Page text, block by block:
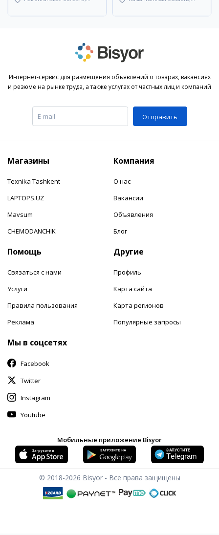
Интернет-сервис для размещения объявлений о товарах, вакансиях
и резюме на рынке труда, а также услугах от частных лиц и компаний
Отправить
Магазины
Texnika Tashkent
LAPTOPS.UZ
Mavsum
CHEMODANCHIK
Компания
О нас
Вакансии
Объявления
Блог
Помощь
Связаться с нами
Услуги
Правила пользования
Реклама
Другие
Профиль
Карта сайта
Карта регионов
Популярные запросы
Мы в соцсетях
Facebook
Twitter
Instagram
Youtube
Мобильные приложение Bisyor
© 2018-2026 Bisyor - Все права защищены